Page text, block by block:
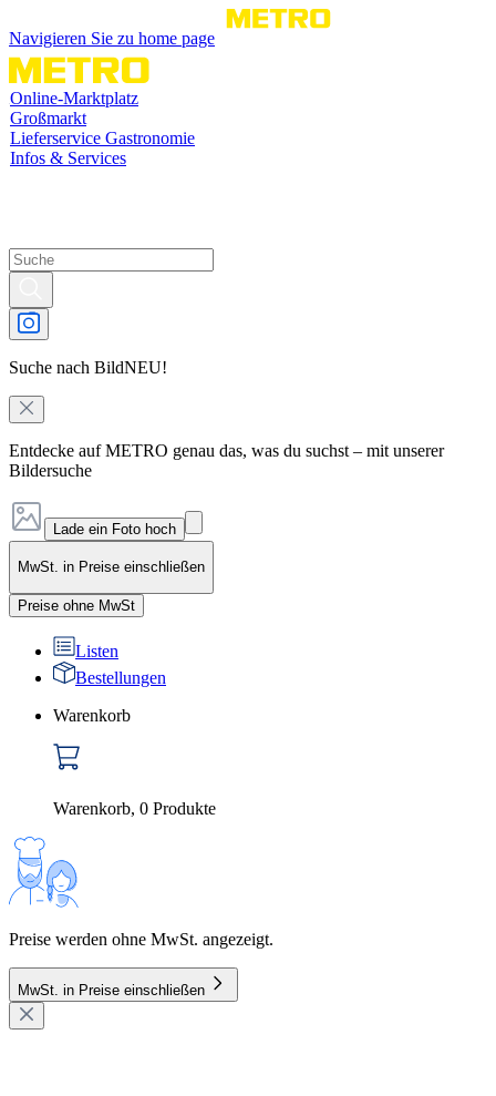
Navigieren Sie zu home page
Online-Marktplatz
Großmarkt
Lieferservice Gastronomie
Infos & Services
Suche nach BildNEU!
Entdecke auf METRO genau das, was du suchst – mit unserer
Bildersuche
Lade ein Foto hoch
MwSt. in Preise einschließen
Preise ohne MwSt
Listen
Bestellungen
Warenkorb
Warenkorb, 0 Produkte
Preise werden ohne MwSt. angezeigt.
MwSt. in Preise einschließen